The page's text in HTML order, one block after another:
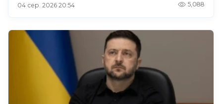
04 сер. 2026 20:54 5,088